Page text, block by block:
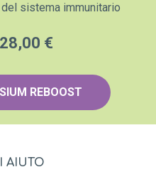
sistema immunitario
€
REBOOST
AIUTO